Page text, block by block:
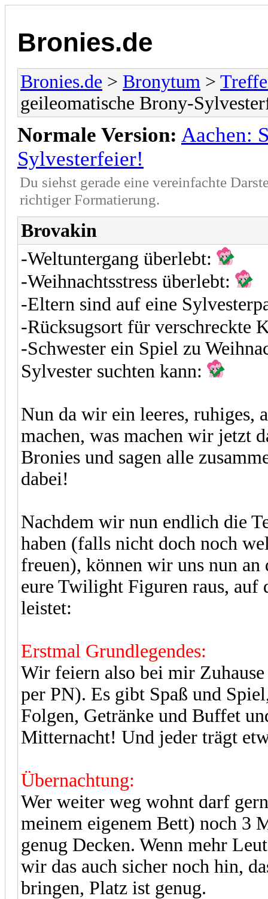
Bronies.de
Bronies.de > Bronytum >
geileomatische Brony-
Normale Version: Aachen:
Sylvesterfeier!
Du siehst gerade eine vereinfachte
richtiger Formatierung.
Brovakin
-Weltuntergang überlebt:
-Weihnachtsstress überlebt:
-Eltern sind auf eine
-Rücksugsort für verschreckte
-Schwester ein Spiel zu
Sylvester suchten kann:
Nun da wir ein leeres, ruhiges,
machen, was machen wir jetzt
Bronies und sagen alle
dabei!
Nachdem wir nun endlich die
haben (falls nicht doch noch
freuen), können wir uns nun
eure Twilight Figuren raus, auf
leistet:
Erstmal Grundlegendes:
Wir feiern also bei mir
per PN). Es gibt Spaß und
Folgen, Getränke und Buffet
Mitternacht! Und jeder trägt
Übernachtung:
Wer weiter weg wohnt darf
meinem eigenem Bett) noch 3
genug Decken. Wenn mehr
wir das auch sicher noch hin,
bringen, Platz ist genug.